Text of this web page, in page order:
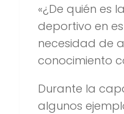
«¿De quién es
deportivo en
necesidad de
conocimiento
Durante la
algunos